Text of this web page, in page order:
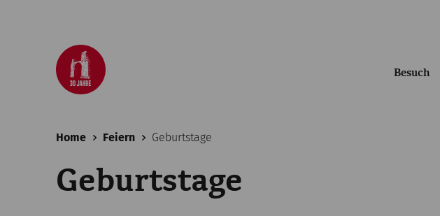
Besuch
Home Feiern Geburtstage
Geburtstage